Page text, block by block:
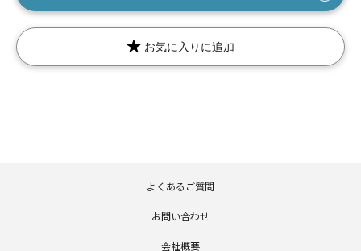
お気に入りに追加
よくあるご質問
お問い合わせ
会社概要